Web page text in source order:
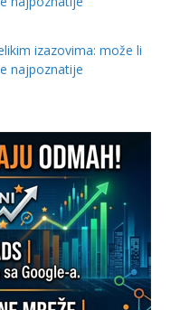
izazovima: može li
najpoznatije